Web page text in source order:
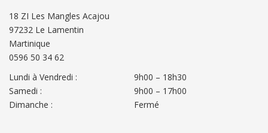
18 ZI Les Mangles Acajou
97232 Le Lamentin
Martinique
0596 50 34 62
Lundi à Vendredi :
Samedi :
Dimanche :
9h00 – 18h30
9h00 – 17h00
Fermé